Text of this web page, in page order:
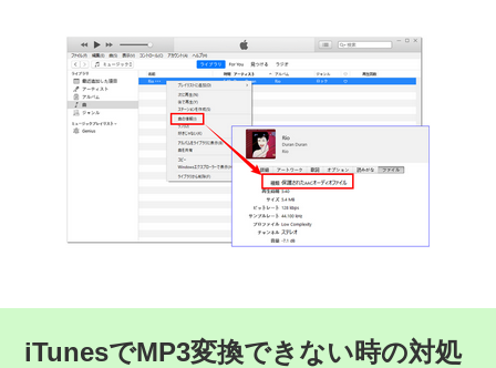
iTunesでMP3変換できない時の対処